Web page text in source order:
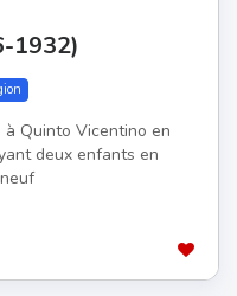
1932)
à Quinto Vicentino en
deux enfants en